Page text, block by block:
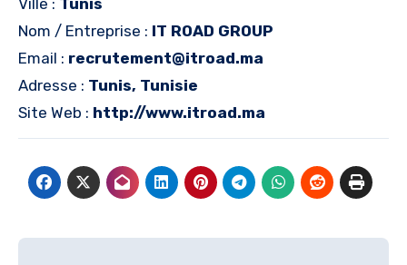
Nom / Entreprise : IT ROAD GROUP
Email : recrutement@itroad.ma
Adresse : Tunis, Tunisie
Site Web : http://www.itroad.ma